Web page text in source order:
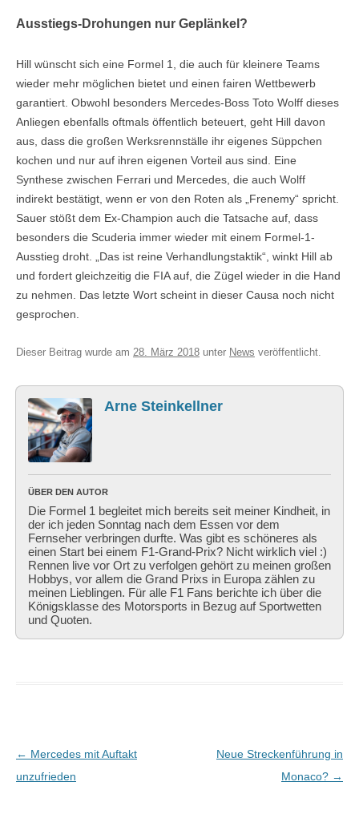
Ausstiegs-Drohungen nur Geplänkel?
Hill wünscht sich eine Formel 1, die auch für kleinere Teams
wieder mehr möglichen bietet und einen fairen Wettbewerb
garantiert. Obwohl besonders Mercedes-Boss Toto Wolff dieses
Anliegen ebenfalls oftmals öffentlich beteuert, geht Hill davon
aus, dass die großen Werksrennställe ihr eigenes Süppchen
kochen und nur auf ihren eigenen Vorteil aus sind. Eine
Synthese zwischen Ferrari und Mercedes, die auch Wolff
indirekt bestätigt, wenn er von den Roten als „Frenemy“ spricht.
Sauer stößt dem Ex-Champion auch die Tatsache auf, dass
besonders die Scuderia immer wieder mit einem Formel-1-
Ausstieg droht. „Das ist reine Verhandlungstaktik“, winkt Hill ab
und fordert gleichzeitig die FIA auf, die Zügel wieder in die Hand
zu nehmen. Das letzte Wort scheint in dieser Causa noch nicht
gesprochen.
Dieser Beitrag wurde am 28. März 2018 unter News veröffentlicht.
Arne Steinkellner
ÜBER DEN AUTOR
Die Formel 1 begleitet mich bereits seit meiner Kindheit, in
der ich jeden Sonntag nach dem Essen vor dem
Fernseher verbringen durfte. Was gibt es schöneres als
einen Start bei einem F1-Grand-Prix? Nicht wirklich viel :)
Rennen live vor Ort zu verfolgen gehört zu meinen großen
Hobbys, vor allem die Grand Prixs in Europa zählen zu
meinen Lieblingen. Für alle F1 Fans berichte ich über die
Königsklasse des Motorsports in Bezug auf Sportwetten
und Quoten.
Beitragsnavigation
← Mercedes mit Auftakt
unzufrieden
Neue Streckenführung in
Monaco? →